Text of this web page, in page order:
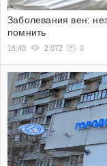
Заболевания вен:
помнить
16:40 2 072 0